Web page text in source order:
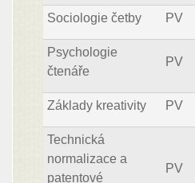
Sociologie četby PV
Psychologie
čtenáře
PV
Základy kreativity PV
Technická
normalizace a
patentové
PV